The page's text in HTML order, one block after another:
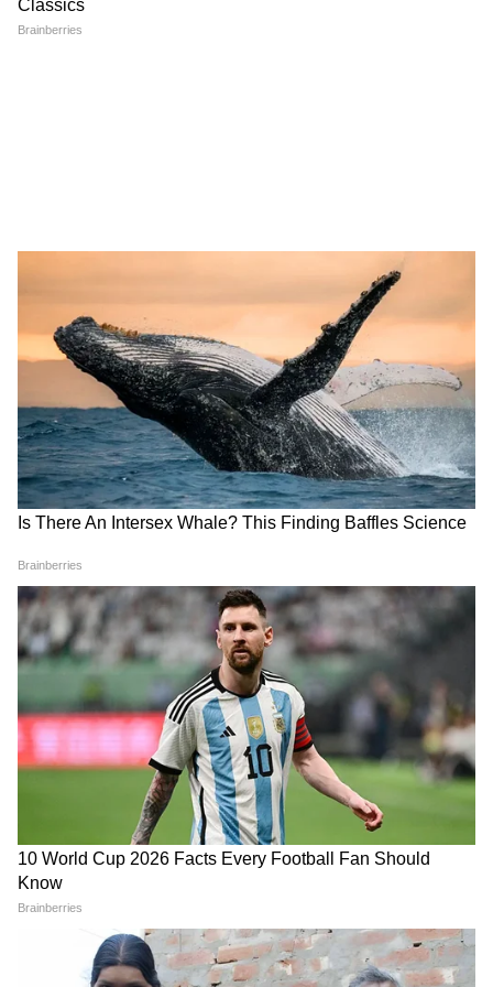
करने से पहले समझ लें UPESSC
लगाई रोक, छात्रों को बड़ी राहत
Independence Day Speech
for Teachers: स्कूल टीचर्स के
लिए 2, 5 और 10 मिनट का तैयार
15 अगस्त के लिए बेस्ट स्पीच कैसे
तैयार करें? ये आसान टिप्स बना देंगे
स्वतंत्रता दिवस का भाषण सबसे
LATEST VIDEOS
Rahul Gandhi से मिलीं CJP Protest में
लाठी खाने वाली Muskaan, Delhi Police से
दाग दिया ये सवाल!
CJP के अंदर हो गई कलह, Abhijeet Dipke
के ही खिलाफ हो गए कई लोग!